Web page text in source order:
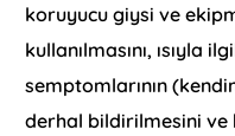
koruyucu giysi ve
kullanılmasını, ısıyla
semptomlarının
derhal bildirilmesini ve